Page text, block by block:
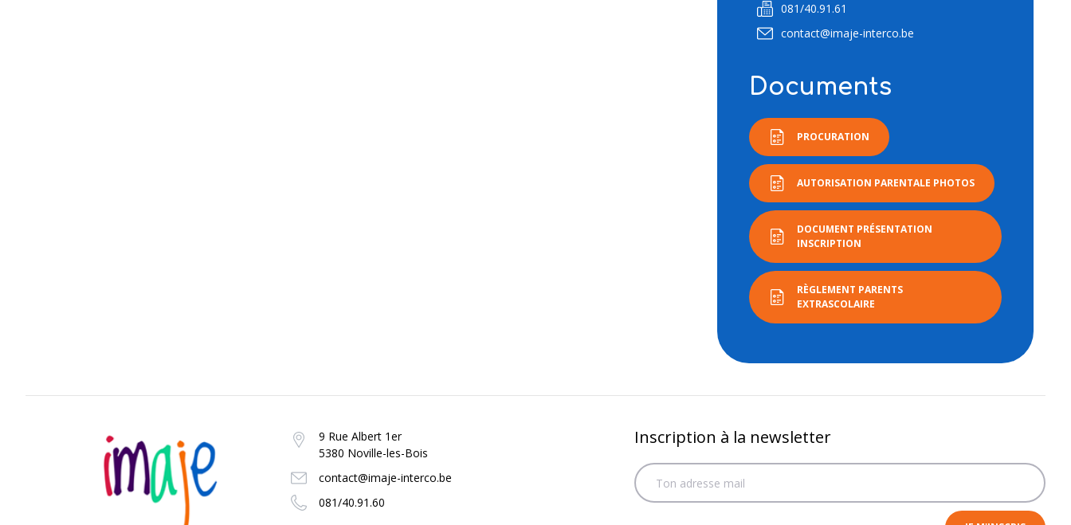
081/40.91.61
contact@imaje-interco.be
Documents
PROCURATION
AUTORISATION PARENTALE PHOTOS
DOCUMENT PRÉSENTATION
INSCRIPTION
RÈGLEMENT PARENTS
EXTRASCOLAIRE
9 Rue Albert 1er
5380 Noville-les-Bois
contact@imaje-interco.be
081/40.91.60
Inscription à la newsletter